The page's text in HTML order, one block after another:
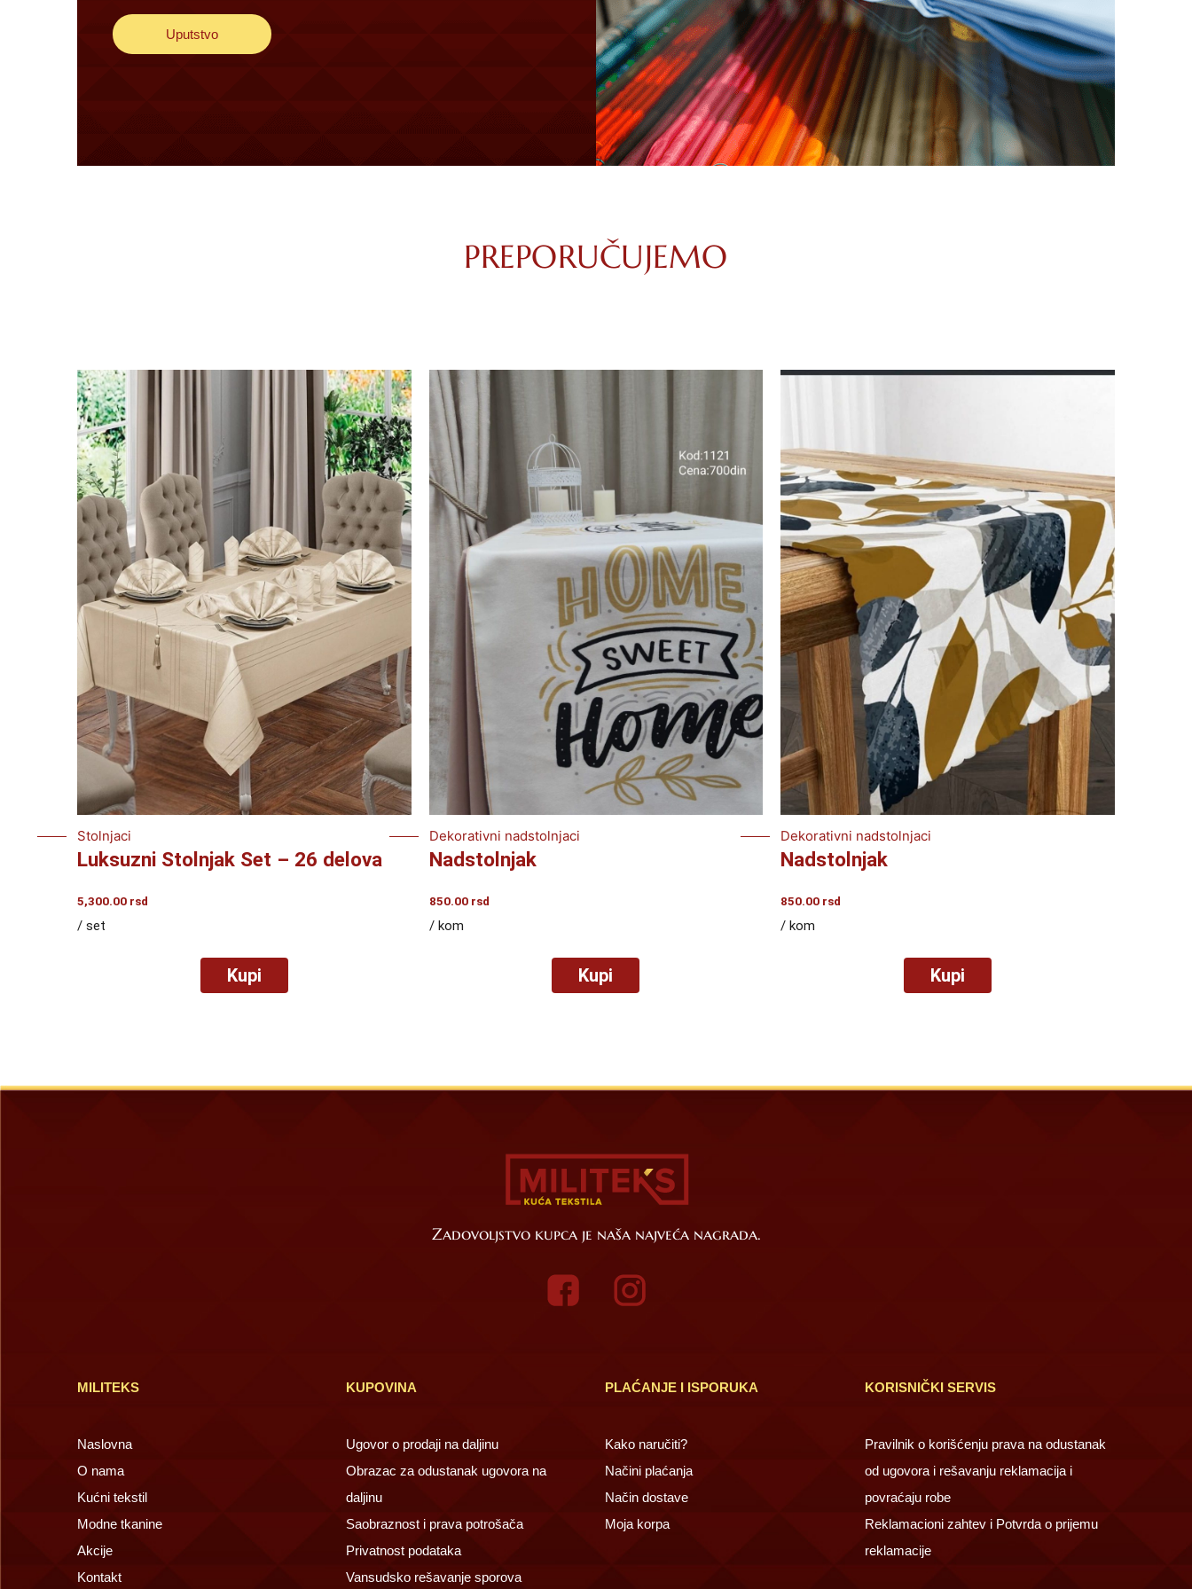
Uputstvo
PREPORUČUJEMO
Stolnjaci
Luksuzni Stolnjak Set – 26 delova
5,300.00 rsd
/ set
Kupi
Dekorativni nadstolnjaci
Nadstolnjak
850.00rsd
/ kom
Kupi
Dekorativni nadstolnjaci
Nadstolnjak
850.00 rsd
/ kom
Kupi
Zadovoljstvo kupca je naša najveća nagrada.
MILITEKS
Naslovna
O nama
Kućni tekstil
Modne tkanine
Akcije
Kontakt
KUPOVINA
Ugovor o prodaji na daljinu
Obrazac za odustanak ugovora na
daljinu
Saobraznost i prava potrošača
Privatnost podataka
Vansudsko rešavanje sporova
PLAĆANJE I ISPORUKA
Kako naručiti?
Načini plaćanja
Način dostave
Moja korpa
KORISNIČKI SERVIS
Pravilnik o korišćenju prava na odustanak
od ugovora i rešavanju reklamacija i
povraćaju robe
Reklamacioni zahtev i Potvrda o prijemu
reklamacije